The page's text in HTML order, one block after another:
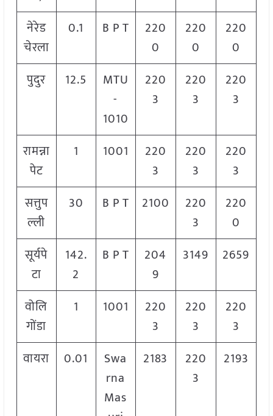
नेरेड
चेरला
0.1 B P T
220
0
220
0
220
0
पुदुर
12.5
MTU
-
1010
220
3
220
3
220
3
रामन्ना
पेट
1 1001
220
3
220
3
220
3
सत्तुप
ल्ली
30 B P T 2100
220
3
220
0
सूर्यपे
टा
142.
2
B P T
204
9
3149 2659
वोलि
गोंडा
1 1001
220
3
220
3
220
3
वायरा
0.01
Swa
rna
Mas
2183
220
3
2193